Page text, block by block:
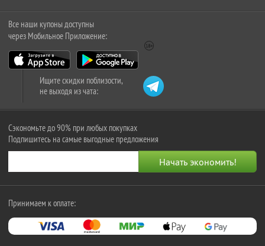
Все наши купоны доступны
через Мобильное Приложение:
Ищите скидки поблизости,
не выходя из чата:
Сэкономьте до 90% при любых покупках
Подпишитесь на самые выгодные предложения
Принимаем к оплате: